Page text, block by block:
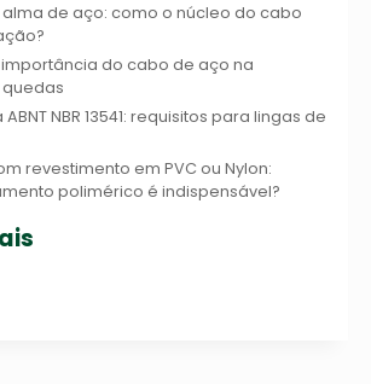
alma de aço: como o núcleo do cabo
importância do cabo de aço na
NBR 13541: requisitos para lingas de
revestimento em PVC ou Nylon:
polimérico é indispensável?